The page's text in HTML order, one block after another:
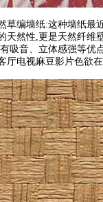
墙纸:这种墙纸最近几年
天然性,更是天然纤维
吸音、立体感强
电视麻豆影片色欲在